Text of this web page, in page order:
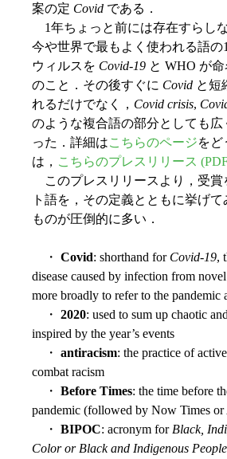
案の定 Covid である．
1年ちょっと前には存在すらし
今や世界で最もよく使われる語
ウィルスを Covid-19 と WHO が
のこと．その後すぐに Covid と短
れるだけでなく， Covid crisis,
のような複合語の部分としても
った．詳細はこちらのページをど
は， こちらのプレスリリース
このプレスリリースより，受賞
ト語を，その定義とともに挙げて
ものが圧倒的に多い．
・ Covid: shorthand for Covid-19,
disease caused by infection from
more broadly to refer to the pandemic
・ 2020: used to sum up chaotic
inspired by the year’s events
・ antiracism: the practice of
combat racism
・ Before Times: the time before
pandemic (followed by Now Times or
・ BIPOC: acronym for Black,
Color or Black and Indigenous